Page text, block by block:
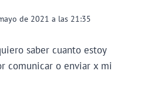
de 2021 a las 21:35
saber cuanto estoy
comunicar o enviar x mi